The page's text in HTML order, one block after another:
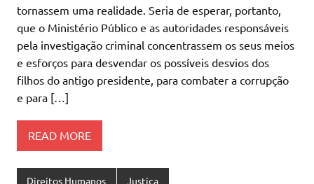
tornassem uma realidade. Seria de esperar, portanto,
que o Ministério Público e as autoridades responsáveis
pela investigação criminal concentrassem os seus meios
e esforços para desvendar os possíveis desvios dos
filhos do antigo presidente, para combater a corrupção
e para […]
READ MORE
Direitos Humanos Justiça